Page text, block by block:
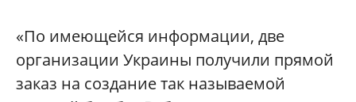
«По имеющейся информации, две
организации Украины получили прямой
заказ на создание так называемой